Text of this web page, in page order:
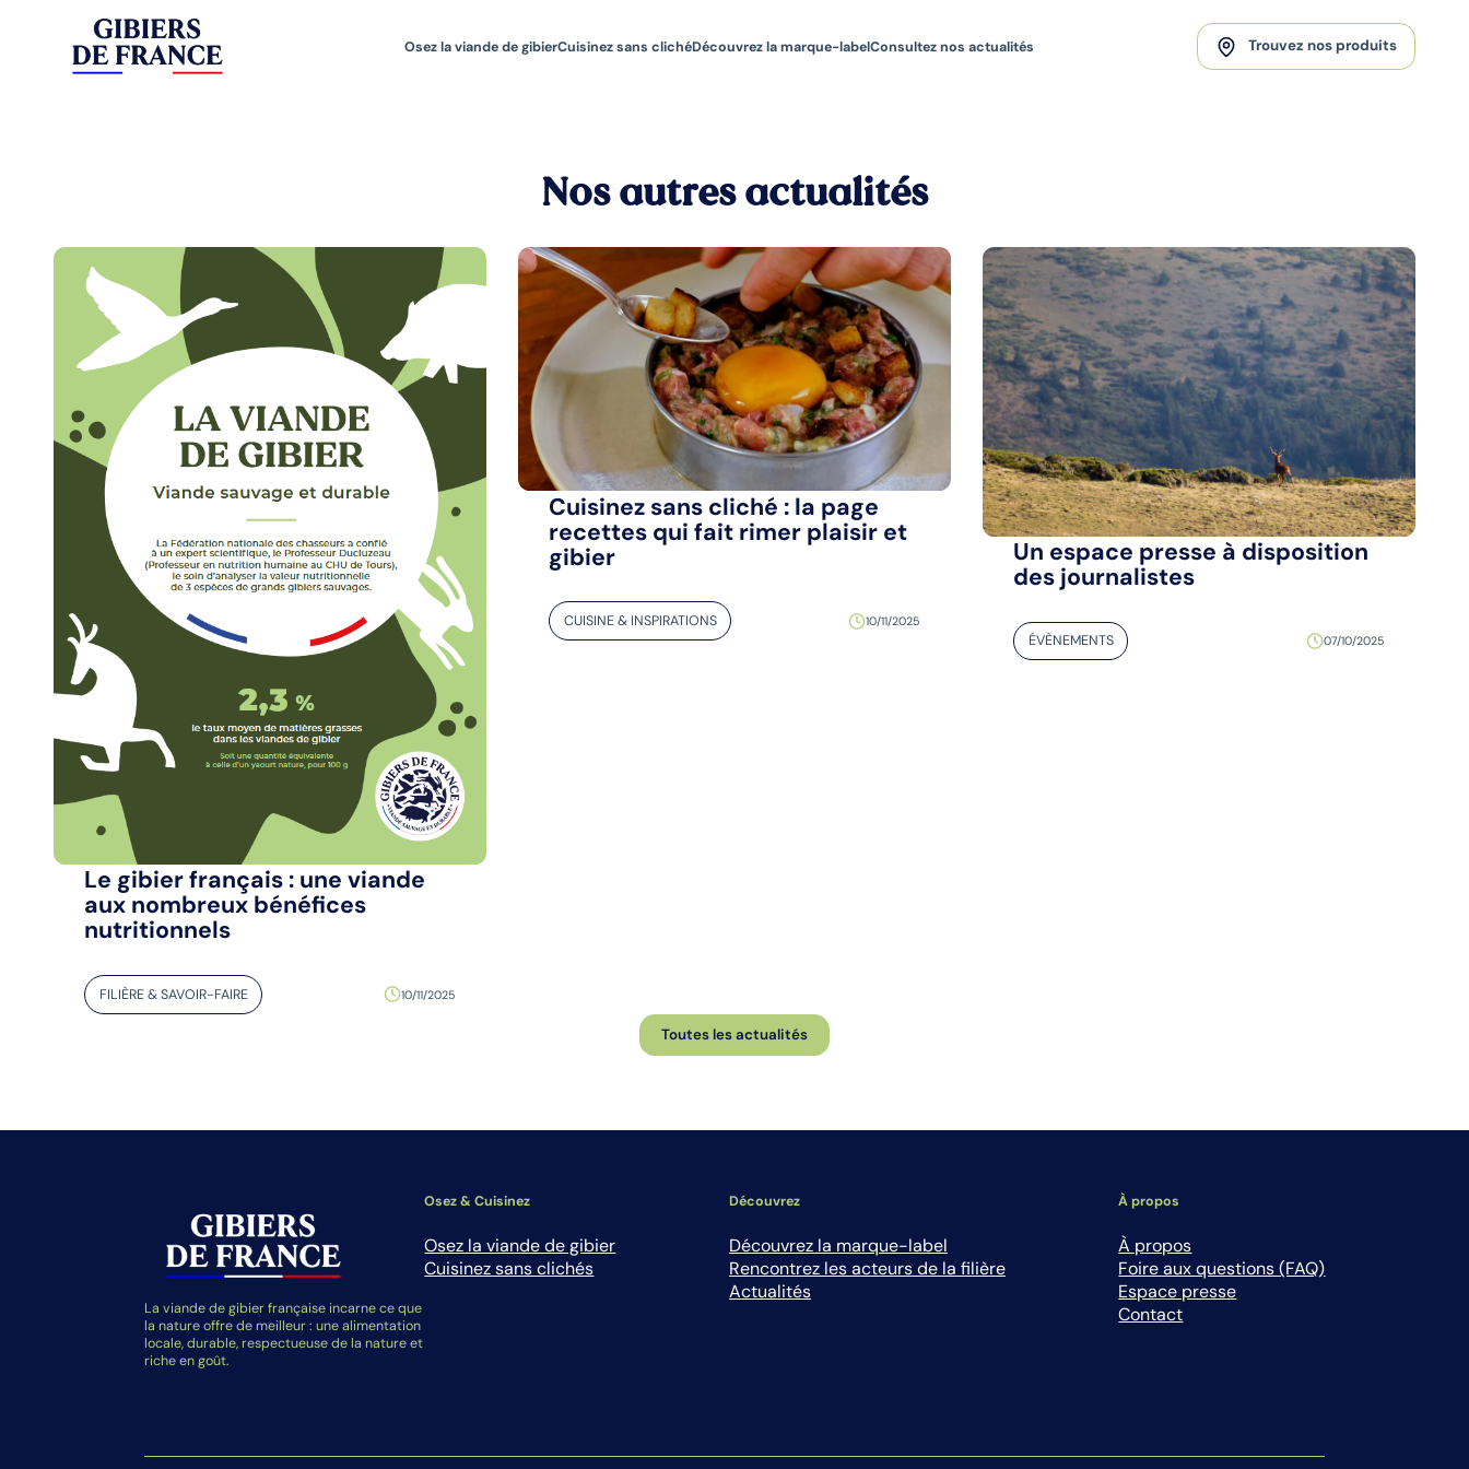
Osez la viande de gibierCuisinez sans clichéDécouvrez la marque-labelConsultez nos actualités Trouvez nos produits
Nos autres actualités
Le gibier français : une viande
aux nombreux bénéfices
nutritionnels
FILIÈRE & SAVOIR-FAIRE 10/11/2025
Cuisinez sans cliché : la page
recettes qui fait rimer plaisir et
gibier
CUISINE & INSPIRATIONS 10/11/2025
Un espace presse à disposition
des journalistes
ÉVÈNEMENTS 07/10/2025
Toutes les actualités
La viande de gibier française incarne ce que
la nature offre de meilleur : une alimentation
locale, durable, respectueuse de la nature et
riche en goût.
Osez & Cuisinez
Osez la viande de gibier
Cuisinez sans clichés
Découvrez
Découvrez la marque-label
Rencontrez les acteurs de la filière
Actualités
À propos
À propos
Foire aux questions (FAQ)
Espace presse
Contact